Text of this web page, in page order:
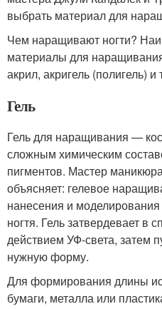
выбрать материал для
Чем наращивают ногти?
материалы для
акрил, акригель (полигель) и
Гель
Гель для наращивания —
сложным химическим
пигментов. Мастер
объясняет: гелевое
нанесения и
ногтя. Гель затвердевает в
действием УФ-света, затем
нужную форму.
Для формирования длины
бумаги, металла или